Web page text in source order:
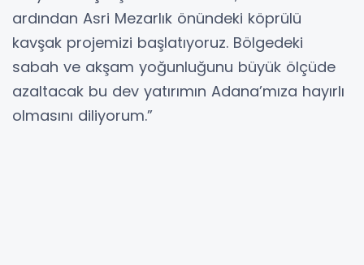
ardından Asri Mezarlık önündeki köprülü
kavşak projemizi başlatıyoruz. Bölgedeki
sabah ve akşam yoğunluğunu büyük ölçüde
azaltacak bu dev yatırımın Adana’mıza hayırlı
olmasını diliyorum.”